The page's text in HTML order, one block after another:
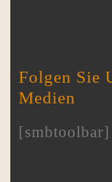
Folgen Sie
Medien
[smbtoolbar]